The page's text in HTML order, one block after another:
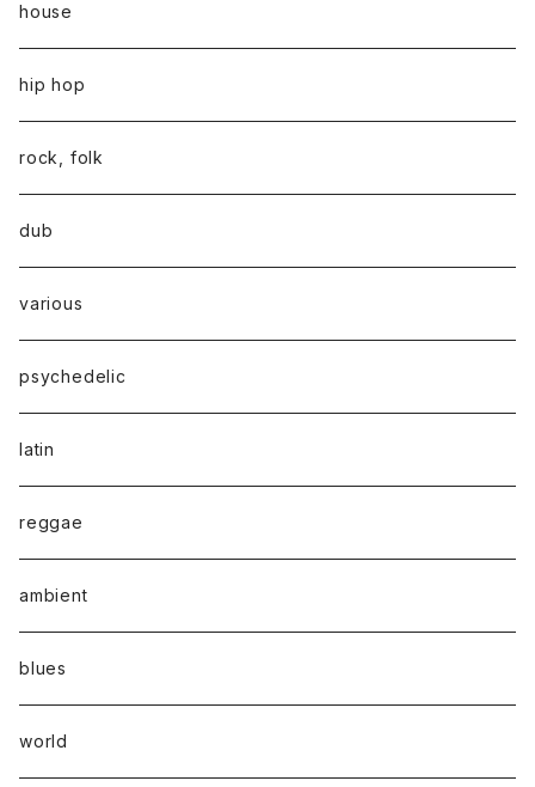
house
hip hop
rock, folk
dub
various
psychedelic
latin
reggae
ambient
blues
world